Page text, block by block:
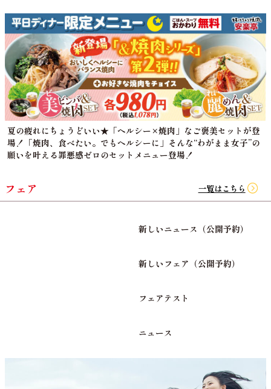
夏の疲れにちょうどいい★「ヘルシー×焼肉」なご褒美セットが登
場！「焼肉、食べたい。でもヘルシーに」そんな“わがまま女子”の
願いを叶える罪悪感ゼロのセットメニュー登場！
フェア 一覧はこちら
新しいニュース（公開予約）
新しいフェア（公開予約）
フェアテスト
ニュース